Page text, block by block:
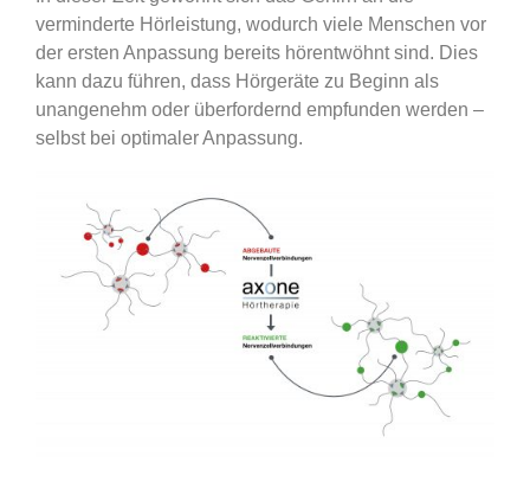
verminderte Hörleistung, wodurch viele Menschen vor
der ersten Anpassung bereits hörentwöhnt sind. Dies
kann dazu führen, dass Hörgeräte zu Beginn als
unangenehm oder überfordernd empfunden werden –
selbst bei optimaler Anpassung.